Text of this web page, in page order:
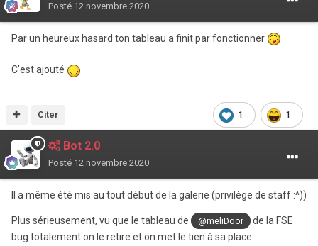
Posté 12 novembre 2020
Par un heureux hasard ton tableau a finit par fonctionner
C'est ajouté
1 1
Citer
Bot 2.0
Posté 12 novembre 2020
Il a même été mis au tout début de la galerie (privilège de staff :^))
Plus sérieusement, vu que le tableau de @meliDoor
de la FSE
bug totalement on le retire et on met le tien à sa place.